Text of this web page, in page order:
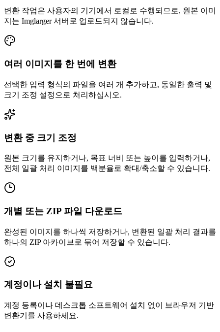
변환 작업은 사용자의 기기에서 로컬로 수행되므로, 원본 이미
지는 Imglarger 서버로 업로드되지 않습니다.
여러 이미지를 한 번에 변환
선택한 입력 형식의 파일을 여러 개 추가하고, 동일한 출력 및
크기 조정 설정으로 처리하십시오.
변환 중 크기 조정
원본 크기를 유지하거나, 목표 너비 또는 높이를 입력하거나,
전체 일괄 처리 이미지를 백분율로 확대/축소할 수 있습니다.
개별 또는 ZIP 파일 다운로드
완성된 이미지를 하나씩 저장하거나, 변환된 일괄 처리 결과를
하나의 ZIP 아카이브로 묶어 저장할 수 있습니다.
계정이나 설치 불필요
계정 등록이나 데스크톱 소프트웨어 설치 없이 브라우저 기반
변환기를 사용하세요.